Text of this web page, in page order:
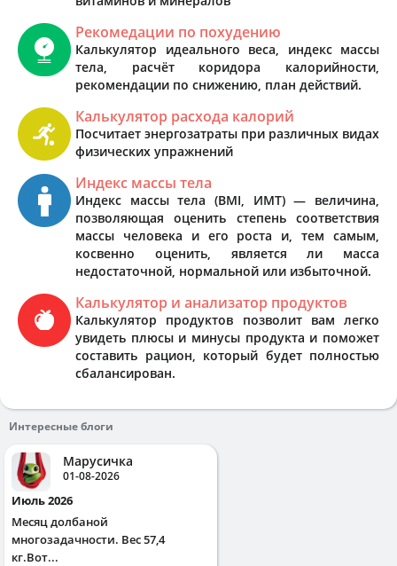
Рекомедации по похудению
Калькулятор идеального веса, индекс массы
тела, расчёт коридора калорийности,
рекомендации по снижению, план действий.
Калькулятор расхода калорий
Посчитает энергозатраты при различных видах
физических упражнений
Индекс массы тела
Индекс массы тела (BMI, ИМТ) — величина,
позволяющая оценить степень соответствия
массы человека и его роста и, тем самым,
косвенно оценить, является ли масса
недостаточной, нормальной или избыточной.
Калькулятор и анализатор продуктов
Калькулятор продуктов позволит вам легко
увидеть плюсы и минусы продукта и поможет
составить рацион, который будет полностью
сбалансирован.
Интересные блоги
Марусичка
01-08-2026
Июль 2026
Месяц долбаной
многозадачности. Вес 57,4
кг.Вот...